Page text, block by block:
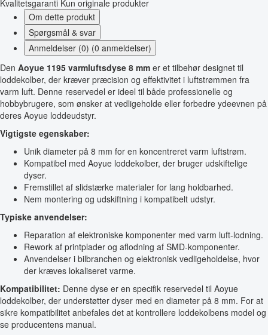
Kvalitetsgaranti Kun originale produkter
Om dette produkt
Spørgsmål & svar
Anmeldelser (0) (0 anmeldelser)
Den Aoyue 1195 varmluftsdyse 8 mm er et tilbehør designet til
loddekolber, der kræver præcision og effektivitet i luftstrømmen fra
varm luft. Denne reservedel er ideel til både professionelle og
hobbybrugere, som ønsker at vedligeholde eller forbedre ydeevnen på
deres Aoyue loddeudstyr.
Vigtigste egenskaber:
Unik diameter på 8 mm for en koncentreret varm luftstrøm.
Kompatibel med Aoyue loddekolber, der bruger udskiftelige
dyser.
Fremstillet af slidstærke materialer for lang holdbarhed.
Nem montering og udskiftning i kompatibelt udstyr.
Typiske anvendelser:
Reparation af elektroniske komponenter med varm luft-lodning.
Rework af printplader og aflodning af SMD-komponenter.
Anvendelser i bilbranchen og elektronisk vedligeholdelse, hvor
der kræves lokaliseret varme.
Kompatibilitet: Denne dyse er en specifik reservedel til Aoyue
loddekolber, der understøtter dyser med en diameter på 8 mm. For at
sikre kompatibilitet anbefales det at kontrollere loddekolbens model og
se producentens manual.